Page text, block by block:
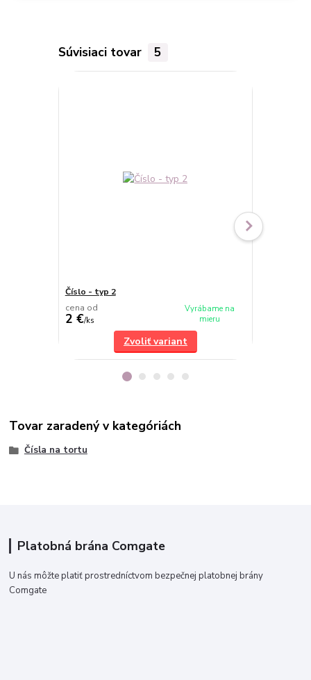
Súvisiaci tovar 5
Číslo - typ 2
cena od
2 €/ks
Vyrábame na
mieru
Zvoliť variant
Tovar zaradený v kategóriách
Čísla na tortu
Platobná brána Comgate
U nás môžte platiť prostredníctvom bezpečnej platobnej brány
Comgate